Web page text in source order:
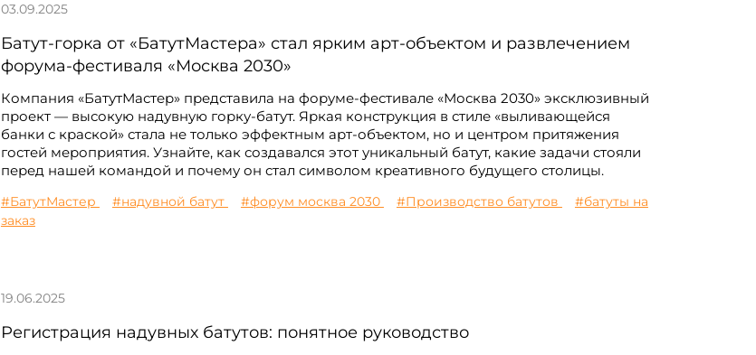
Батут-горка от «БатутМастера» стал ярким арт-объектом и развлечением
форума-фестиваля «Москва 2030»
Компания «БатутМастер» представила на форуме-фестивале «Москва 2030» эксклюзивный
проект — высокую надувную горку-батут. Яркая конструкция в стиле «выливающейся
банки с краской» стала не только эффектным арт-объектом, но и центром притяжения
гостей мероприятия. Узнайте, как создавался этот уникальный батут, какие задачи стояли
перед нашей командой и почему он стал символом креативного будущего столицы.
03.09.2025
#БатутМастер #надувной батут #форум москва 2030 #Производство батутов
#батуты на
заказ
Регистрация надувных батутов: понятное руководство
19.06.2025